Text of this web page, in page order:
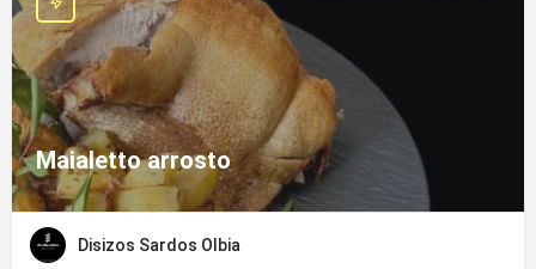
Maialetto arrosto
Disizos Sardos Olbia